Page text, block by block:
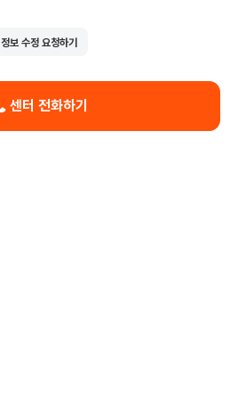
정보 수정 요청하기
센터 전화하기